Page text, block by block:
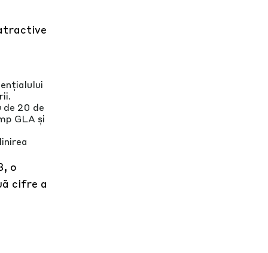
20 de
GLA și
o
cifre a